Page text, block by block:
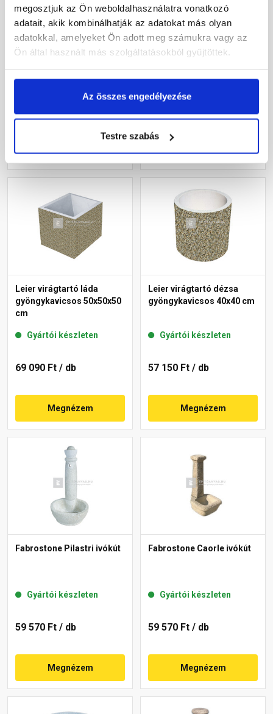
megosztjuk az Ön weboldalhasználatra vonatkozó
adatait, akik kombinálhatják az adatokat más olyan
adatokkal, amelyeket Ön adott meg számukra vagy az
Ön által használt más szolgáltatásokból gyűjtöttek.
Az összes engedélyezése
Testre szabás
Leier virágtartó láda
gyöngykavicsos
60x120x60 cm
Fabrostone Homokkő
vályú
Leier virágtartó láda
gyöngykavicsos 50x50x50
cm
Gyártói készleten
69 090 Ft / db
Megnézem
Leier virágtartó dézsa
gyöngykavicsos 40x40 cm
Gyártói készleten
57 150 Ft / db
Megnézem
Fabrostone Pilastri ivókút
Gyártói készleten
59 570 Ft / db
Megnézem
Fabrostone Caorle ivókút
Gyártói készleten
59 570 Ft / db
Megnézem